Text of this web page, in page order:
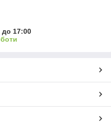
до 17:00